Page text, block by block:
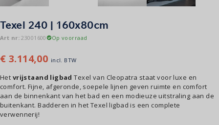
Texel 240 | 160x80cm
Art nr: 23001600 Op voorraad
€ 3.114,00 incl. BTW
Het vrijstaand ligbad Texel van Cleopatra staat voor luxe en
comfort. Fijne, afgeronde, soepele lijnen geven ruimte en comfort
aan de binnenkant van het bad en een modieuze uitstraling aan de
buitenkant. Badderen in het Texel ligbad is een complete
verwennerij!